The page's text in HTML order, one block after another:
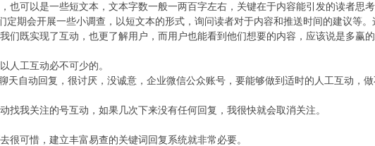
可以是一些短文本，文本字数一般一两百字左右，关键在于内容能引发的读者思
定期会开展一些小调查，以短文本的形式，询问读者对于内容和推送时间的建议等。
们既实现了互动，也更了解用户，而用户也能看到他们想要的内容，应该说是多赢的
工互动必不可少的。
自动回复，很讨厌，没诚意，企业微信公众账号，要能够做到适时的人工互动，
我关注的号互动，如果几次下来没有任何回复，我很快就会取消关注。
可惜，建立丰富易查的关键词回复系统就非常必要。